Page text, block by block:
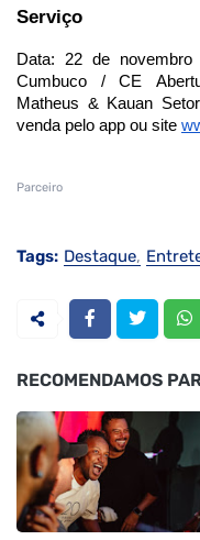
Serviço
Data: 22 de novembro
Cumbuco / CE
Matheus & Kauan
venda pelo app ou site
Parceiro
Tags: Destaque
RECOMENDAMOS